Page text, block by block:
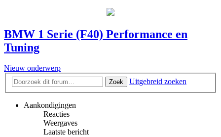
BMW 1 Serie (F40) Performance en
Tuning
Nieuw onderwerp
Zoek Uitgebreid zoeken
Aankondigingen
Reacties
Weergaves
Laatste bericht